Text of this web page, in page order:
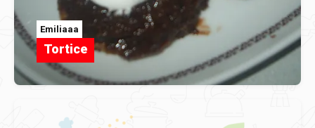
Emiliaaa
Tortice